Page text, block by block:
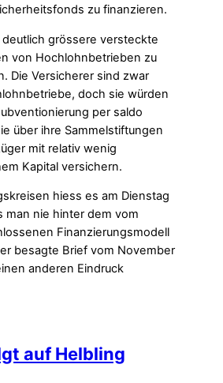
zu finanzieren.
grössere versteckte
von Hochlohnbetrieben zu
Die Versicherer sind zwar
doch sie würden
per saldo
über ihre Sammelstiftungen
mit relativ wenig
Kapital versichern.
hiess es am Dienstag
man nie hinter dem vom
Finanzierungsmodell
besagte Brief vom November
anderen Eindruck
auf Helbling